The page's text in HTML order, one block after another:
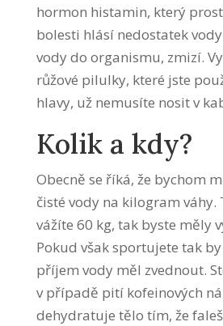
hormon histamin, který
bolesti hlásí nedostatek
vody do organismu, zmizí.
růžové pilulky, které jste
hlavy, už nemusíte nosit v
Kolik a kdy?
Obecně se říká, že bychom
čisté vody na kilogram váhy.
vážíte 60 kg, tak byste měly
Pokud však sportujete tak
příjem vody měl zvednout.
v případě pití kofeinových
dehydratuje tělo tím, že